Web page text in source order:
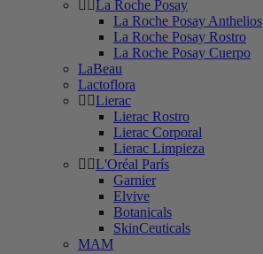
La Roche Posay
La Roche Posay Anthelios
La Roche Posay Rostro
La Roche Posay Cuerpo
LaBeau
Lactoflora
Lierac
Lierac Rostro
Lierac Corporal
Lierac Limpieza
L'Oréal París
Garnier
Elvive
Botanicals
SkinCeuticals
MAM